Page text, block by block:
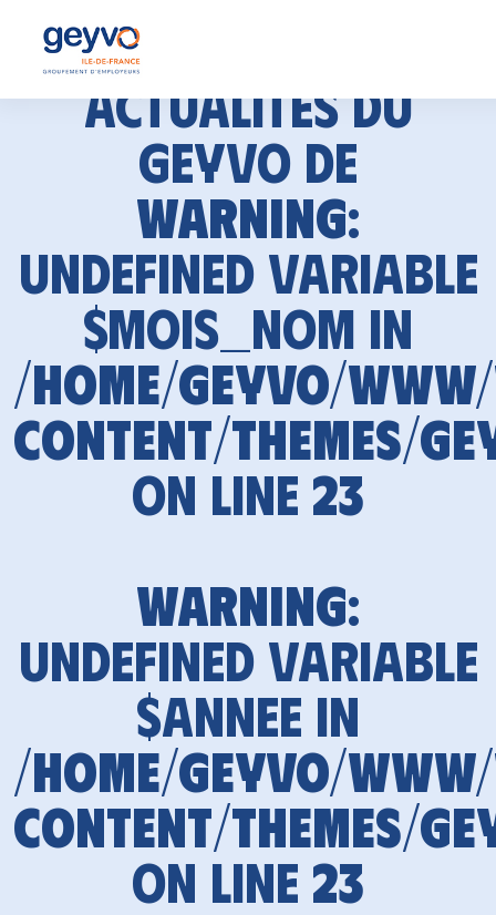
Actualités du
GEYVO de
Warning:
Undefined variable
$mois_nom in
/home/geyvo/
content/themes/
on line 23
Warning:
Undefined variable
$annee in
/home/geyvo/
content/themes/
on line 23